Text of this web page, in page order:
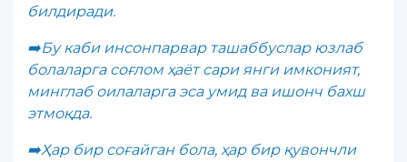
билдиради.
➡️Бу каби инсонпарвар ташаббуслар юзлаб
болаларга соғлом ҳаёт сари янги имконият,
минглаб оилаларга эса умид ва ишонч бахш
этмоқда.
➡️Ҳар бир соғайган бола, ҳар бир қувончли